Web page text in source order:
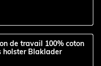
de travail 100% coton
holster Blaklader